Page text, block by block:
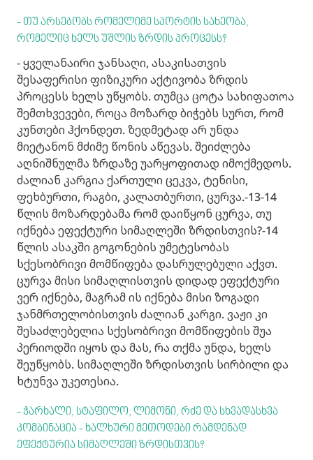
- თუ არსებობს რომელიმე სპორტის სახეობა,
რომელიც ხელს უშლის ზრდის პროცესს?
- ყველანაირი ჯანსაღი, ასაკისათვის
შესაფერისი ფიზიკური აქტივობა ზრდის
პროცესს ხელს უწყობს. თუმცა ცოტა სახიფათოა
შემთხვევები, როცა მოზარდ ბიჭებს სურთ, რომ
კუნთები ჰქონდეთ. ზედმეტად არ უნდა
მიეტანონ მძიმე წონის აწევას. შეიძლება
აღნიშნულმა ზრდაზე უარყოფითად იმოქმედოს.
ძალიან კარგია ქართული ცეკვა, ტენისი,
ფეხბურთი, რაგბი, კალათბურთი, ცურვა.-13-14
წლის მოზარდებამა რომ დაიწყონ ცურვა, თუ
იქნება ეფექტური სიმაღლეში ზრდისთვის?-14
წლის ასაკში გოგონების უმეტესობას
სქესობრივი მომწიფება დასრულებული აქვთ.
ცურვა მისი სიმაღლისთვის დიდად ეფექტური
ვერ იქნება, მაგრამ ის იქნება მისი ზოგადი
ჯანმრთელობისთვის ძალიან კარგი. ვაჟი კი
შესაძლებელია სქესობრივი მომწიფების შუა
პერიოდში იყოს და მას, რა თქმა უნდა, ხელს
შეუწყობს. სიმაღლეში ზრდისთვის სირბილი და
ხტუნვა უკეთესია.
- ჭარხალი, სტაფილო, ლიმონი, რძე და სხვადასხვა
კომბინაცია - ხალხური მეთოდები რამდენად
ეფექტურია სიმაღლეში ზრდისთვის?